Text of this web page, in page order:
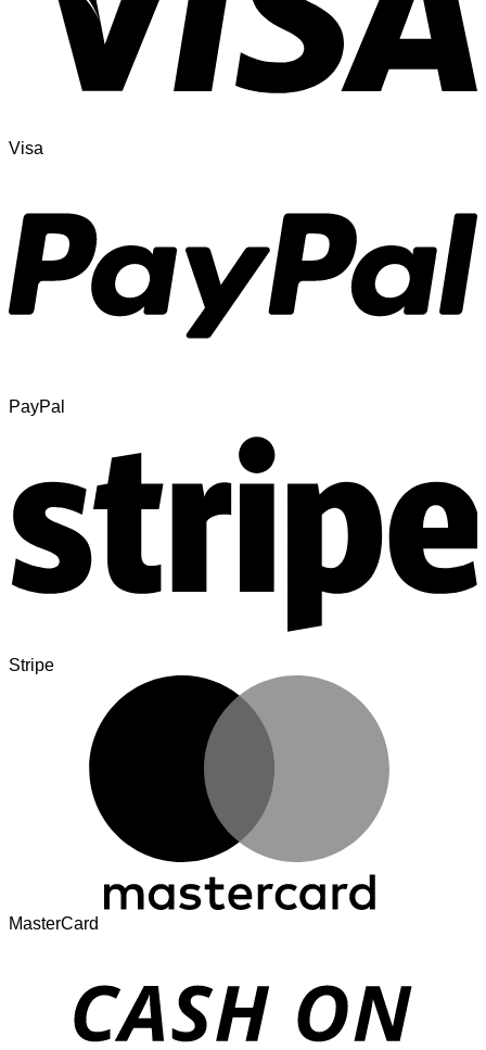
Visa
PayPal
Stripe
MasterCard